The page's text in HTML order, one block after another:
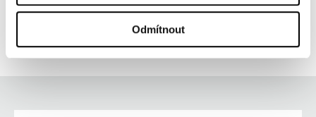
Odmítnout
ZLEVNĚNO -37 %
319 Kč
504 Kč
Do košíku